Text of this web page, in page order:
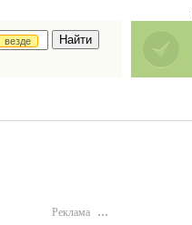
везде
Реклама …